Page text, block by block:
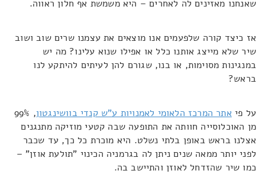
שאנחנו מאזינים לה לאחרים – היא משמשת אף חלון ראווה.
אז כיצד קורה שלפעמים אנו מוצאים את עצמנו שרים שוב ושוב
שיר שלא מייצג אותנו כלל או אפילו שנוא עלינו? מה יש
במנגינות מסוימות, או בנו, שגורם להן לעיתים להיתקע לנו
בראש?
על פי אתר המרכז הלאומי לאמנויות ע"ש קנדי בוושינגטון , 99%
מן האוכלוסייה חוותה את התופעה שבה קטעי מוזיקה מתנגנים
אצלנו בראש באופן בלתי נשלט. היא מוכרת כל כך, עד שכבר
לפני יותר ממאה שנים ניתן לה בגרמניה הכינוי "תולעת אוזן" –
כמו שיר שהזדחל לאוזן והתיישב בה.